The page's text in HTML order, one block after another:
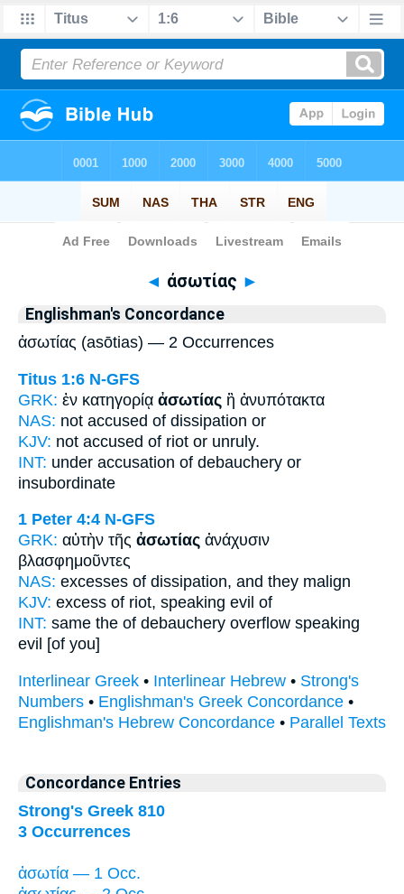
Bible>Strong's > Greek
◄ ἀσωτίας ►
Englishman's Concordance
ἀσωτίας (asōtias) — 2 Occurrences
Titus 1:6 N-GFS
GRK: ἐν κατηγορίᾳ ἀσωτίας ἢ ἀνυπότακτα
NAS: not accused of dissipation or
KJV: not accused of riot or unruly.
INT: under accusation of debauchery or
insubordinate
1 Peter 4:4 N-GFS
GRK: αὐτὴν τῆς ἀσωτίας ἀνάχυσιν
βλασφημοῦντες
NAS: excesses of dissipation, and they malign
KJV: excess of riot, speaking evil of
INT: same the of debauchery overflow speaking
evil [of you]
Interlinear Greek • Interlinear Hebrew • Strong's
Numbers • Englishman's Greek Concordance •
Englishman's Hebrew Concordance • Parallel Texts
Concordance Entries
Strong's Greek 810
3 Occurrences
ἀσωτία — 1 Occ.